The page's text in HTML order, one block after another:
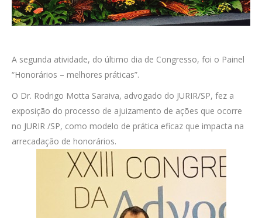
A segunda atividade, do último dia de Congresso, foi o Painel
“Honorários – melhores práticas”.
O Dr. Rodrigo Motta Saraiva, advogado do JURIR/SP, fez a
exposição do processo de ajuizamento de ações que ocorre
no JURIR /SP, como modelo de prática eficaz que impacta na
arrecadação de honorários.